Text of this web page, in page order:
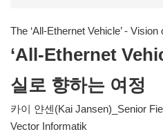
The ‘All-Ethernet Vehicle’ -
‘All-Ethernet
실로 향하는 여정
카이 얀센(Kai Jansen)_Senior
Vector Informatik